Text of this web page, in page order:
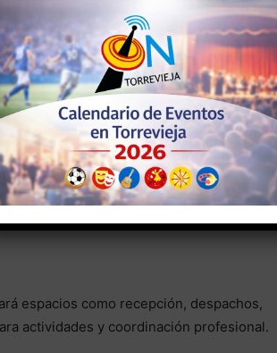
diferentes necesidades derivadas de
orientado a la atención
y el
espacios como recepción, despachos,
actividades y coordinación profesional.